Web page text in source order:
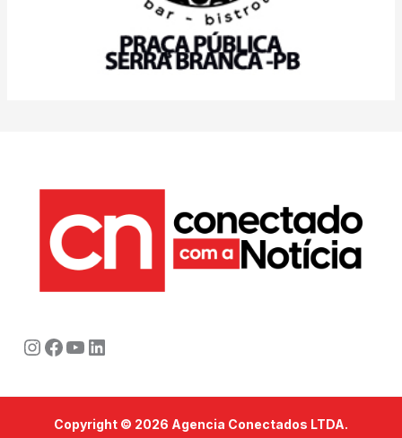
Instagram
Facebook
Youtube
LinkedIn
Copyright © 2026 Agencia Conectados LTDA.